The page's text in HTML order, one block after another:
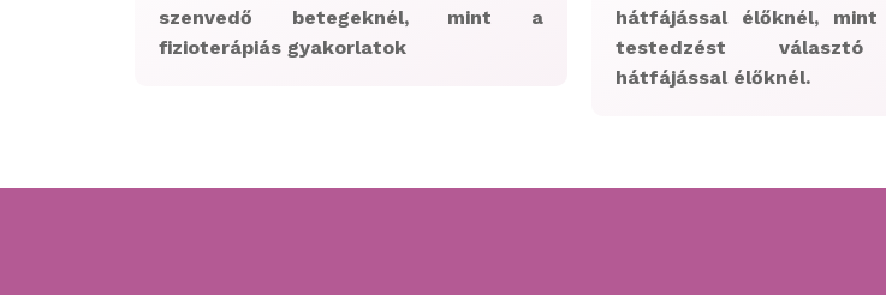
szenvedő betegeknél, mint a
fizioterápiás gyakorlatok
hátfájással élőknél,
testedzést választó
hátfájással élőknél.